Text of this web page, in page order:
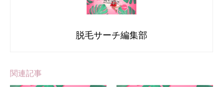
脱毛サーチ編集部
関連記事